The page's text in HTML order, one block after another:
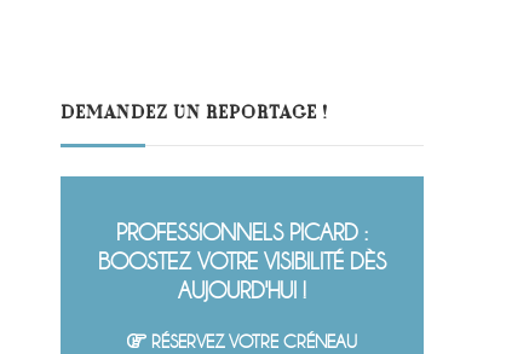
DEMANDEZ UN REPORTAGE !
PROFESSIONNELS PICARD :
BOOSTEZ VOTRE VISIBILITÉ DÈS
AUJOURD'HUI !
RÉSERVEZ VOTRE CRÉNEAU